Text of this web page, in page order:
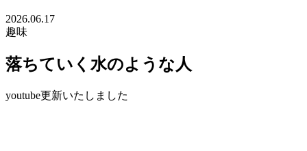
2026.06.17
趣味
落ちていく水のような人
youtube更新いたしました